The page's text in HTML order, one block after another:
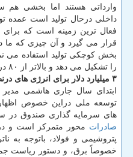
وارداتی هستند اما بخشی هم
داخلی درحال تولید است عمده
فعال ترین زمینه است که برای
قرار می گیرد و آن چیزی که ما
را تشکیل می دهد و بالاتر از ۸۰ درصدش پنل های وارداتی است.
۳ میلیارد دلار برای انرژی های درنظر گرفته شده
ابتدای سال جاری هاشمی
توسعه ملی دراین خصوص اظهار
های سرمایه گذاری صندوق در سال ۱۴۰۴ بر طرح های
صادرات محور متمرکز است و
پتروشیمی و فولاد، باتوجه به
خصوصاً برق، و دستور ریاست